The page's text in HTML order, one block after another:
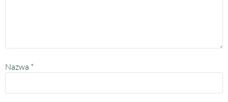
Nazwa *